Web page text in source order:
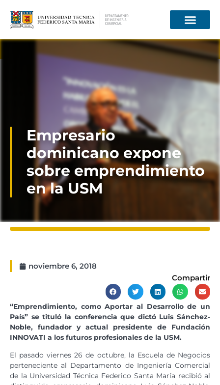
Empresario
dominicano expone
sobre emprendimiento
en la USM
noviembre 6, 2018
Compartir
“Emprendimiento, como Aportar al Desarrollo de un
País” se tituló la conferencia que dictó Luis Sánchez-
Noble, fundador y actual presidente de Fundación
INNOVATI a los futuros profesionales de la USM.
El pasado viernes 26 de octubre, la Escuela de Negocios
perteneciente al Departamento de Ingeniería Comercial
de la Universidad Técnica Federico Santa María recibió al